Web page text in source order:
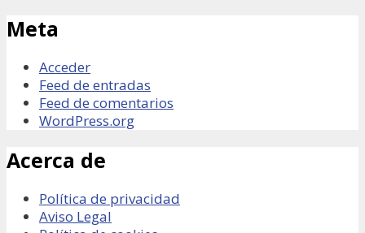
Meta
Acceder
Feed de entradas
Feed de comentarios
WordPress.org
Acerca de
Política de privacidad
Aviso Legal